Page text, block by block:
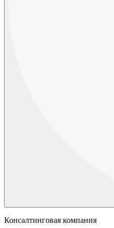
Консалтинговая компания